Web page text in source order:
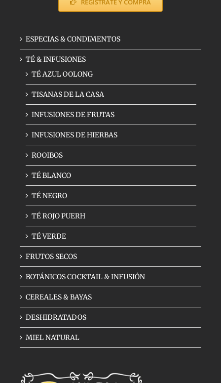
REGÍSTRATE Y COMPRA
ESPECIAS & CONDIMENTOS
TÉ & INFUSIONES
TÉ AZUL OOLONG
TISANAS DE LA CASA
INFUSIONES DE FRUTAS
INFUSIONES DE HIERBAS
ROOIBOS
TÉ BLANCO
TÉ NEGRO
TÉ ROJO PUERH
TÉ VERDE
FRUTOS SECOS
BOTÁNICOS COCKTAIL & INFUSIÓN
CEREALES & BAYAS
DESHIDRATADOS
MIEL NATURAL